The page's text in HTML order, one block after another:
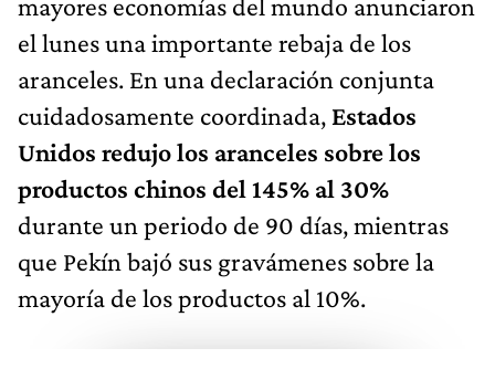
mayores economías del mundo anunciaron
el lunes una importante rebaja de los
aranceles. En una declaración conjunta
cuidadosamente coordinada, Estados
Unidos redujo los aranceles sobre los
productos chinos del 145% al 30%
durante un periodo de 90 días, mientras
que Pekín bajó sus gravámenes sobre la
mayoría de los productos al 10%.